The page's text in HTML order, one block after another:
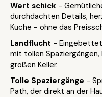
Wert schick -
durchdachten Details,
Küche - ohne das
Landflucht -
mit tollen Spaziergängen,
großen Keller.
Tolle Spaziergänge -
Path, der direkt an der